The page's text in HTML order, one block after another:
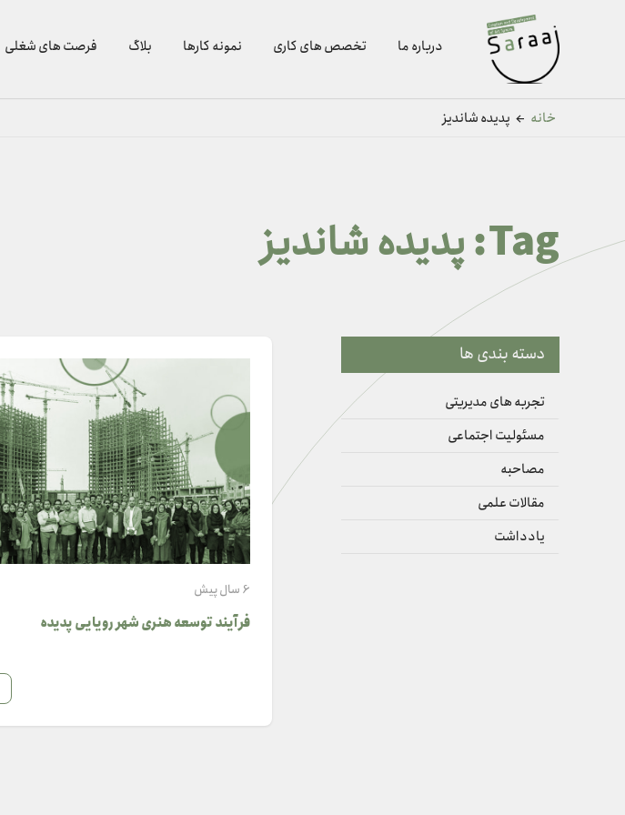
درباره ما تخصص های کاری نمونه کارها بلاگ فرصت های شغلی
خانه ← پدیده شاندیز
Tag: پدیده شاندیز
دسته بندی ها
تجربه های مدیریتی
مسئولیت اجتماعی
مصاحبه
مقالات علمی
یادداشت
6 سال پیش
فرآیند توسعه هنری شهر رویایی پدیده